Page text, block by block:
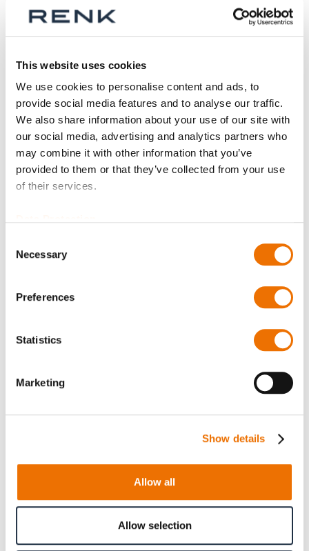
This website uses cookies
We use cookies to personalise content and ads, to
provide social media features and to analyse our traffic.
We also share information about your use of our site with
our social media, advertising and analytics partners who
may combine it with other information that you’ve
provided to them or that they’ve collected from your use
of their services.
Selection
Necessary
Preferences
Statistics
Marketing
Show details
Allow all
Allow selection
Profilhülsenqualität
Bohrungsdurchmesser Teil 1 (in mm)
Bohrungsdurchmesser Teil 2 (in mm)
Geben Sie hier eine Zahl mit höchstens zwei Nachkommastellen
Anzahl
und die Möglichkeit zum Kauf nur angemeldeten
Benutzern zugänglich sind.